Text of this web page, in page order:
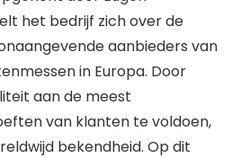
het bedrijf zich over de
aanbieders van
in Europa. Door
aan de meest
van klanten te voldoen,
bekendheid. Op dit